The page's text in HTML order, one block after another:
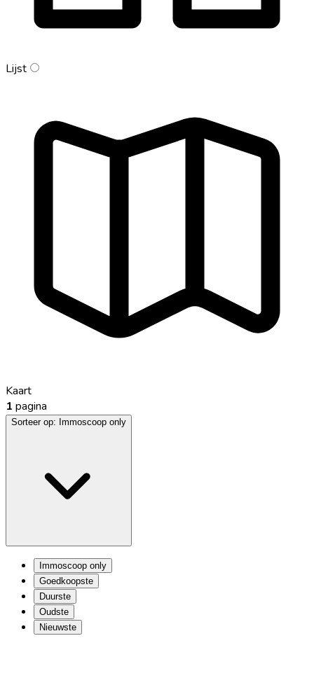
Lijst
Kaart
1 pagina
Sorteer op: Immoscoop only
Immoscoop only
Goedkoopste
Duurste
Oudste
Nieuwste